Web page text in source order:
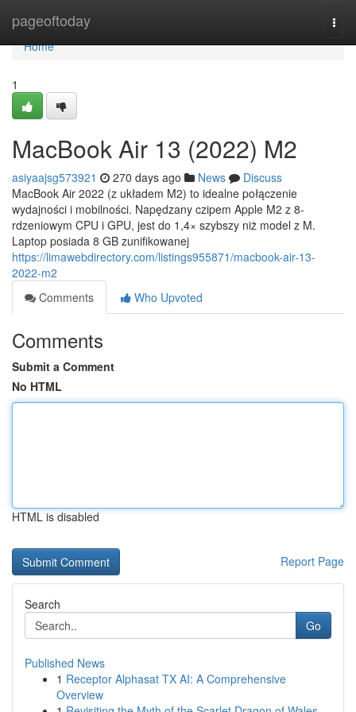
pageoftoday
Home
Home
1
MacBook Air 13 (2022) M2
asiyaajsg573921 270 days ago News
Discuss
MacBook Air 2022 (z układem M2) to idealne połączenie
wydajności i mobilności. Napędzany czipem Apple M2 z 8-
rdzeniowym CPU i GPU, jest do 1,4× szybszy niż model z M.
Laptop posiada 8 GB zunifikowanej
https://limawebdirectory.com/listings955871/macbook-air-13-
2022-m2
Comments
Who Upvoted
Comments
Submit a Comment
No HTML
HTML is disabled
Report Page
Search
Go
Published News
1 Receptor Alphasat TX AI: A Comprehensive
Overview